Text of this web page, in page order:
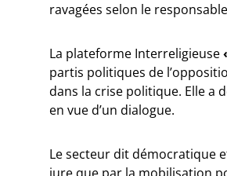
ravagées selon le
La plateforme Interreligieuse
partis politiques de
dans la crise politique. Elle a
en vue d’un dialogue.
Le secteur dit démocratique